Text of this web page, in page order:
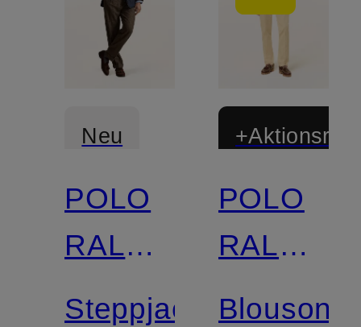
Neu
Zertifiziert
POLO
RALPH
LAUREN
Steppjacke
POLO
RALPH
LAUREN
Blouson